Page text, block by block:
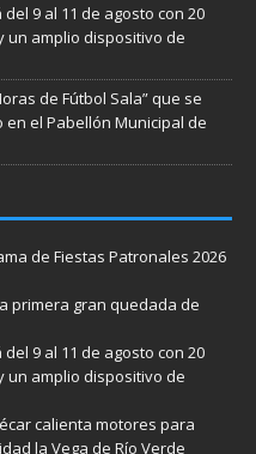
9 al 11 de agosto con 20
un amplio dispositivo de
de Fútbol Sala” que se
en el Pabellón Municipal de
de Fiestas Patronales 2026
primera gran quedada de
9 al 11 de agosto con 20
un amplio dispositivo de
calienta motores para
la Vega de Río Verde